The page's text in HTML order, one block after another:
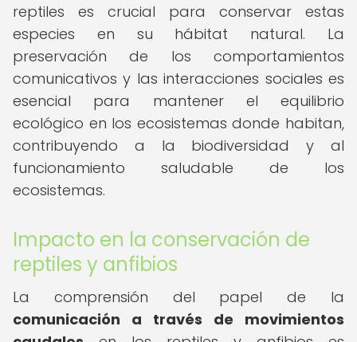
reptiles es crucial para conservar estas
especies en su hábitat natural. La
preservación de los comportamientos
comunicativos y las interacciones sociales es
esencial para mantener el equilibrio
ecológico en los ecosistemas donde habitan,
contribuyendo a la biodiversidad y al
funcionamiento saludable de los
ecosistemas.
Impacto en la conservación de
reptiles y anfibios
La comprensión del papel de la
comunicación a través de movimientos